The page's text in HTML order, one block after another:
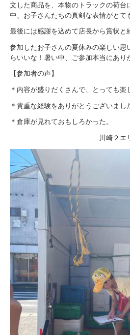
文した商品を、本物のトラックの荷台
中、お子さんたちの真剣な表情がとて
最後には感謝を込めて店長から賞状と
参加したお子さんの夏休みの楽しい思
らいいな！暑い中、ご参加本当にあ
【参加者の声】
＊内容が盛りだくさんで、とっても楽
＊貴重な経験をありがとうございまし
＊倉庫が見れておもしろかった。
川崎２エリア